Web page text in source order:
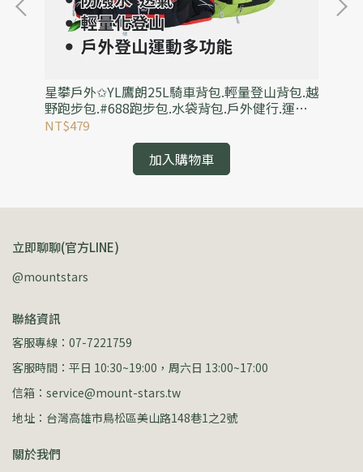
星攀戶外✩YL鷹朗25L騎車背包.輕量登山背包.越
野跑步包.#688跑步包.水袋背包.戶外健行.運動
郊遊雙肩背包
NT$479
加入購物車
立即聊聊(官方LINE)
@mountstars
聯絡資訊
客服專線：07-7221759
客服時間：平日 10:30~19:00，周六日 13:00~17:00
信箱：service@mount-stars.tw
地址：台灣高雄市鳥松區美山路148巷1之2號
關於我們